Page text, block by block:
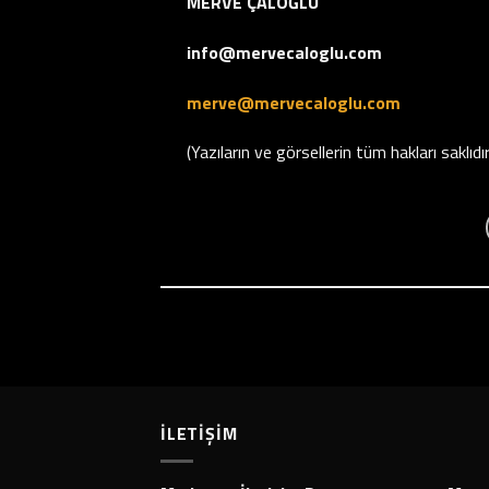
info@mervecaloglu.com
merve@mervecaloglu.com
(Yazıların ve görsellerin tüm hakları
İLETİŞİM